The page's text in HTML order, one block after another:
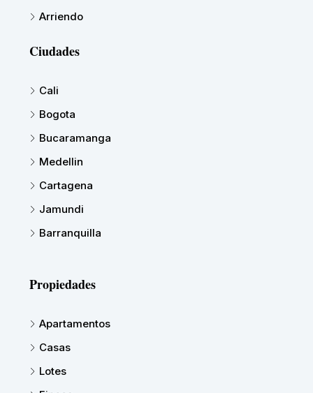
Arriendo
Ciudades
Cali
Bogota
Bucaramanga
Medellin
Cartagena
Jamundi
Barranquilla
Propiedades
Apartamentos
Casas
Lotes